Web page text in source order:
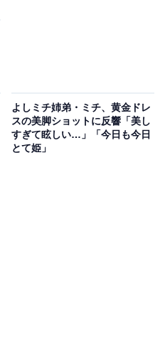
よしミチ姉弟・ミチ、黄金ドレ
スの美脚ショットに反響「美し
すぎて眩しい…」「今日も今日
とて姫」